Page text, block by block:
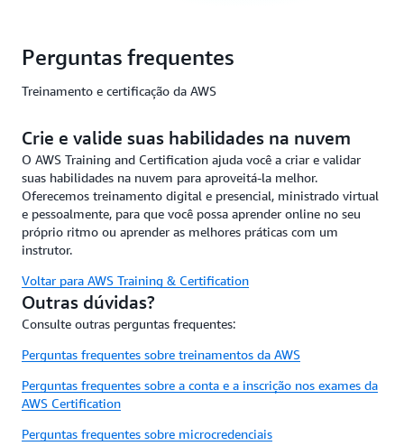
Perguntas frequentes
Treinamento e certificação da AWS
Crie e valide suas habilidades na nuvem
O AWS Training and Certification ajuda você a criar e validar
suas habilidades na nuvem para aproveitá-la melhor.
Oferecemos treinamento digital e presencial, ministrado virtual
e pessoalmente, para que você possa aprender online no seu
próprio ritmo ou aprender as melhores práticas com um
instrutor.
Voltar para AWS Training & Certification
Outras dúvidas?
Consulte outras perguntas frequentes:
Perguntas frequentes sobre treinamentos da AWS
Perguntas frequentes sobre a conta e a inscrição nos exames da
AWS Certification
Perguntas frequentes sobre microcredenciais